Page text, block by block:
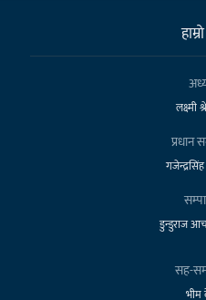
लक्ष्मी
प्रधान
डुन्डुराज
सह-
भीम